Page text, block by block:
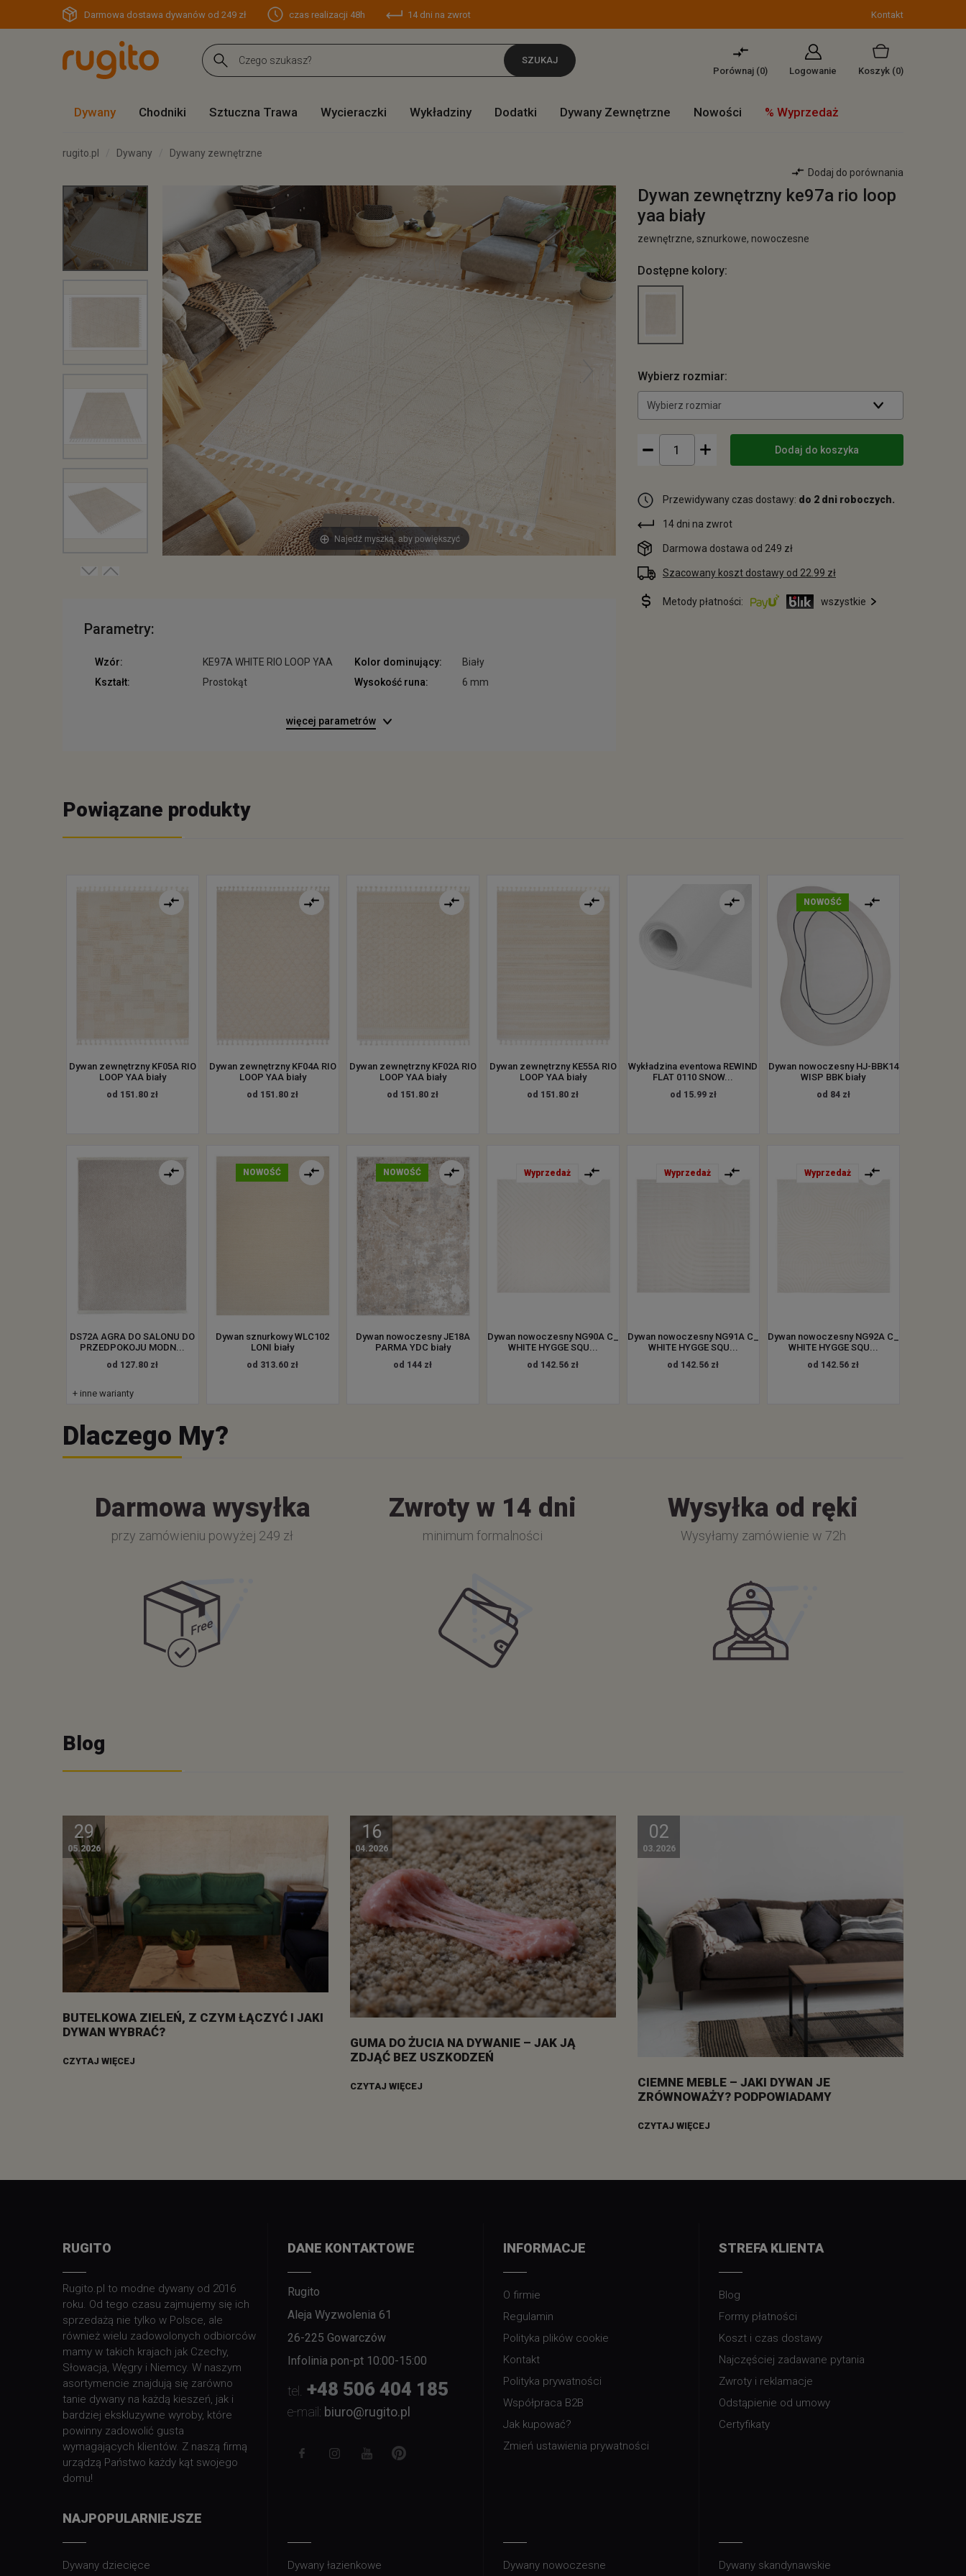
Darmowa dostawa dywanów od 249 zł czas realizacji 48h 14 dni na zwrot Kontakt
SZUKAJ
Porównaj (0) Logowanie Koszyk (0)
Dywany Chodniki Sztuczna Trawa Wycieraczki Wykładziny Dodatki Dywany Zewnętrzne Nowości % Wyprzedaż
rugito.pl Dywany Dywany zewnętrzne
Najedź myszką, aby powiększyć
Parametry:
Wzór: KE97A WHITE RIO LOOP YAA Kolor dominujący:
Biały
Kształt:
Prostokąt Wysokość runa: 6 mm
więcej parametrów
Dodaj do porównania
Dywan zewnętrzny ke97a rio loop
yaa biały
zewnętrzne, sznurkowe, nowoczesne
Dostępne kolory:
Wybierz rozmiar:
Wybierz rozmiar
Dodaj do koszyka
Przewidywany czas dostawy: do 2 dni roboczych.
14 dni na zwrot
Darmowa dostawa od 249 zł
Szacowany koszt dostawy od 22.99 zł
Metody płatności: wszystkie
Powiązane produkty
Dywan zewnętrzny KF05A RIO
LOOP YAA biały
od 151.80 zł
Dywan zewnętrzny KF04A RIO
LOOP YAA biały
od 151.80 zł
Dywan zewnętrzny KF02A RIO
LOOP YAA biały
od 151.80 zł
Dywan zewnętrzny KE55A RIO
LOOP YAA biały
od 151.80 zł
Wykładzina eventowa REWIND
FLAT 0110 SNOW...
od 15.99 zł
NOWOŚĆ
Dywan nowoczesny HJ-BBK14
WISP BBK biały
od 84 zł
DS72A AGRA DO SALONU DO
PRZEDPOKOJU MODN...
od 127.80 zł
+ inne warianty
NOWOŚĆ
Dywan sznurkowy WLC102
LONI biały
od 313.60 zł
NOWOŚĆ
Dywan nowoczesny JE18A
PARMA YDC biały
od 144 zł
Wyprzedaż
Dywan nowoczesny NG90A C_
WHITE HYGGE SQU...
od 142.56 zł
Wyprzedaż
Dywan nowoczesny NG91A C_
WHITE HYGGE SQU...
od 142.56 zł
Wyprzedaż
Dywan nowoczesny NG92A C_
WHITE HYGGE SQU...
od 142.56 zł
Dlaczego My?
Darmowa wysyłka
przy zamówieniu powyżej 249 zł
Zwroty w 14 dni
minimum formalności
Wysyłka od ręki
Wysyłamy zamówienie w 72h
Blog
29
05.2026
BUTELKOWA ZIELEŃ, Z CZYM ŁĄCZYĆ I JAKI
DYWAN WYBRAĆ?
CZYTAJ WIĘCEJ
16
04.2026
GUMA DO ŻUCIA NA DYWANIE – JAK JĄ
ZDJĄĆ BEZ USZKODZEŃ
CZYTAJ WIĘCEJ
02
03.2026
CIEMNE MEBLE – JAKI DYWAN JE
ZRÓWNOWAŻY? PODPOWIADAMY
CZYTAJ WIĘCEJ
RUGITO
Rugito.pl to modne dywany od 2016
roku. Od tego czasu zajmujemy się ich
sprzedażą nie tylko w Polsce, ale
również wielu zadowolonych odbiorców
mamy w takich krajach jak Czechy,
Słowacja, Węgry i Niemcy. W naszym
asortymencie znajdują się zarówno
tanie dywany na każdą kieszeń, jak i
bardziej ekskluzywne wyroby, które
powinny zadowolić gusta
wymagających klientów. Z naszą firmą
urządzą Państwo każdy kąt swojego
domu!
DANE KONTAKTOWE
Rugito
Aleja Wyzwolenia 61
26-225 Gowarczów
Infolinia pon-pt 10:00-15:00
tel. +48 506 404 185
e-mail: biuro@rugito.pl
INFORMACJE
O firmie
Regulamin
Polityka plików cookie
Kontakt
Polityka prywatności
Współpraca B2B
Jak kupować?
Zmień ustawienia prywatności
STREFA KLIENTA
Blog
Formy płatności
Koszt i czas dostawy
Najczęściej zadawane pytania
Zwroty i reklamacje
Odstąpienie od umowy
Certyfikaty
NAJPOPULARNIEJSZE
Dywany dziecięce Dywany łazienkowe Dywany nowoczesne Dywany skandynawskie